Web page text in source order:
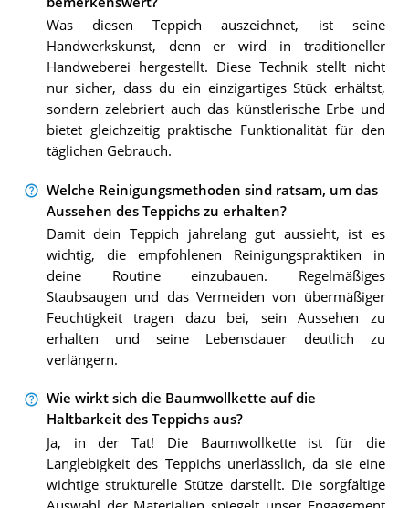
Was diesen Teppich auszeichnet, ist seine
Handwerkskunst, denn er wird in traditioneller
Handweberei hergestellt. Diese Technik stellt nicht
nur sicher, dass du ein einzigartiges Stück erhältst,
sondern zelebriert auch das künstlerische Erbe und
bietet gleichzeitig praktische Funktionalität für den
täglichen Gebrauch.
Welche Reinigungsmethoden sind ratsam, um das
Aussehen des Teppichs zu erhalten?
Damit dein Teppich jahrelang gut aussieht, ist es
wichtig, die empfohlenen Reinigungspraktiken in
deine Routine einzubauen. Regelmäßiges
Staubsaugen und das Vermeiden von übermäßiger
Feuchtigkeit tragen dazu bei, sein Aussehen zu
erhalten und seine Lebensdauer deutlich zu
verlängern.
Wie wirkt sich die Baumwollkette auf die
Haltbarkeit des Teppichs aus?
Ja, in der Tat! Die Baumwollkette ist für die
Langlebigkeit des Teppichs unerlässlich, da sie eine
wichtige strukturelle Stütze darstellt. Die sorgfältige